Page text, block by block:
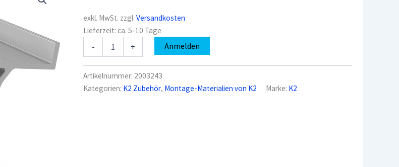
exkl. MwSt. zzgl.Versandkosten
Lieferzeit:ca. 5-10 Tage
-
2003243
6.10
SD
Menge
+ Anmelden
Artikelnummer: 2003243
Kategorien: K2 Zubehör, Montage-Materialien von K2 Marke: K2